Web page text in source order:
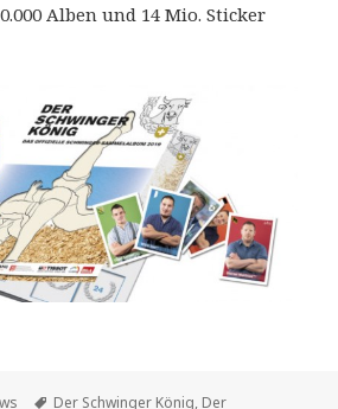
Alben und 14 Mio. Sticker
Schlagwörter
Der Schwinger König, Der